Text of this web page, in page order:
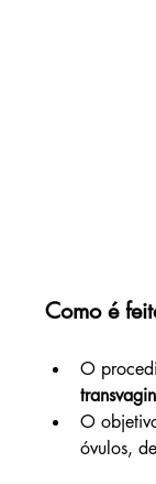
Como é
O
O
óvulos,